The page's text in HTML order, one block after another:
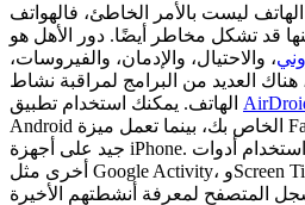
ليست بالأمر الخاطئ، فالهواتف
قد تشكل مخاطر أيضًا. دور الأهل هو
، والاحتيال، والإدمان، والفيروسات،
هناك العديد من البرامج لمراقبة نشاط
Android الخاص بك، بينما تعمل ميزة Family Share من Apple بشكل
جيد على أجهزة iPhone. بالإضافة إلى ذلك، يمكنك استخدام أدوات
أخرى مثل Google Activity، وScreen Time، وسجل المشتريات،